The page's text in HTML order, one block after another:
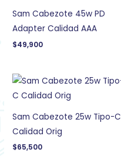
Sam Cabezote 45w PD
Adapter Calidad AAA
$49,900
Sam Cabezote 25w Tipo-C
Calidad Orig
$65,500